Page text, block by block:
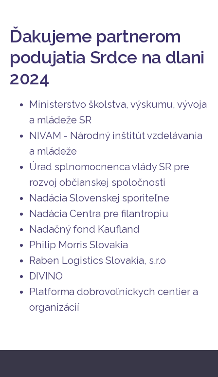
Ďakujeme partnerom
podujatia Srdce na dlani
2024
Ministerstvo školstva, výskumu, vývoja
a mládeže SR
NIVAM - Národný inštitút vzdelávania
a mládeže
Úrad splnomocnenca vlády SR pre
rozvoj občianskej spoločnosti
Nadácia Slovenskej sporiteľne
Nadácia Centra pre filantropiu
Nadačný fond Kaufland
Philip Morris Slovakia
Raben Logistics Slovakia, s.r.o
DIVINO
Platforma dobrovoľníckych centier a
organizácií